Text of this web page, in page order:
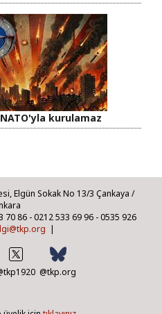
kurulamaz
Elgün Sokak No 13/3 Çankaya /
70 86 - 0212 533 69 96 - 0535 926
|
@tkp.org